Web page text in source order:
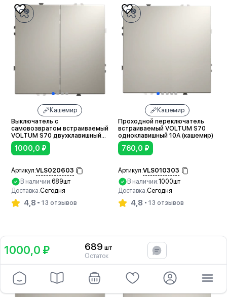
Кашемир
Выключатель с
самовозвратом встраиваемый
VOLTUM S70 двухклавишный
10А (кашемир)
1000,0 ₽
Артикул:VLS020603
В наличии:689шт
Доставка:Сегодня
4,8 13 отзывов
Кашемир
Проходной переключатель
встраиваемый VOLTUM S70
одноклавишный 10А (кашемир)
760,0 ₽
Артикул:VLS010303
В наличии:1000шт
Доставка:Сегодня
4,8 13 отзывов
1000,0 ₽ 689 шт
Остаток